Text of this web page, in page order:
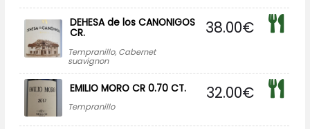
DEHESA de los CANONIGOS
CR.
Tempranillo, Cabernet
suavignon
38.00€
EMILIO MORO CR 0.70 CT.
Tempranillo
32.00€